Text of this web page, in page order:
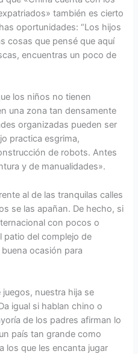
también es cierto
oportunidades: “Los hijos
cosas que pensé que aquí
encuentras un poco de
los niños no tienen
una zona tan densamente
organizadas pueden ser
practica esgrima,
de robots. Antes
y de manualidades».
al de las tranquilas calles
se las apañan. De hecho, si
con pocos o
patio del complejo de
ocasión para
nuestra hija se
igual si hablan chino o
de los padres afirman lo
país tan grande como
los que les encanta jugar